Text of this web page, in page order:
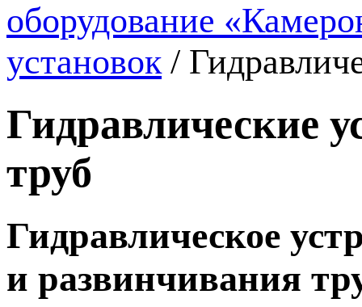
оборудование
установок/
Гидравлические
труб
Гидравлическое
и развинчивания